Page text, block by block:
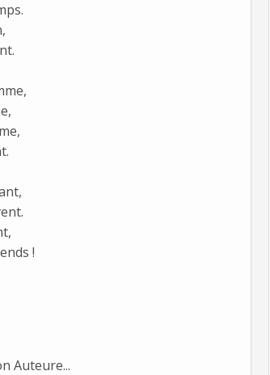
!
Auteure...